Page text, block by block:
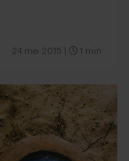
24 mei 2015 1 min